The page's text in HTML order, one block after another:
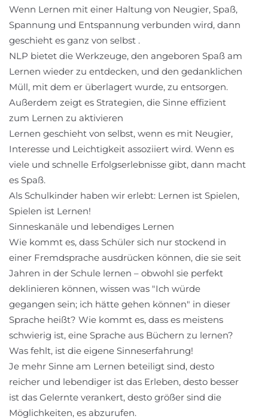
Wenn Lernen mit einer Haltung von Neugier, Spaß,
Spannung und Entspannung verbunden wird, dann
geschieht es ganz von selbst .
NLP bietet die Werkzeuge, den angeboren Spaß am
Lernen wieder zu entdecken, und den gedanklichen
Müll, mit dem er überlagert wurde, zu entsorgen.
Außerdem zeigt es Strategien, die Sinne effizient
zum Lernen zu aktivieren
Lernen geschieht von selbst, wenn es mit Neugier,
Interesse und Leichtigkeit assoziiert wird. Wenn es
viele und schnelle Erfolgserlebnisse gibt, dann macht
es Spaß.
Als Schulkinder haben wir erlebt: Lernen ist Spielen,
Spielen ist Lernen!
Sinneskanäle und lebendiges Lernen
Wie kommt es, dass Schüler sich nur stockend in
einer Fremdsprache ausdrücken können, die sie seit
Jahren in der Schule lernen – obwohl sie perfekt
deklinieren können, wissen was "Ich würde
gegangen sein; ich hätte gehen können" in dieser
Sprache heißt? Wie kommt es, dass es meistens
schwierig ist, eine Sprache aus Büchern zu lernen?
Was fehlt, ist die eigene Sinneserfahrung!
Je mehr Sinne am Lernen beteiligt sind, desto
reicher und lebendiger ist das Erleben, desto besser
ist das Gelernte verankert, desto größer sind die
Möglichkeiten, es abzurufen.